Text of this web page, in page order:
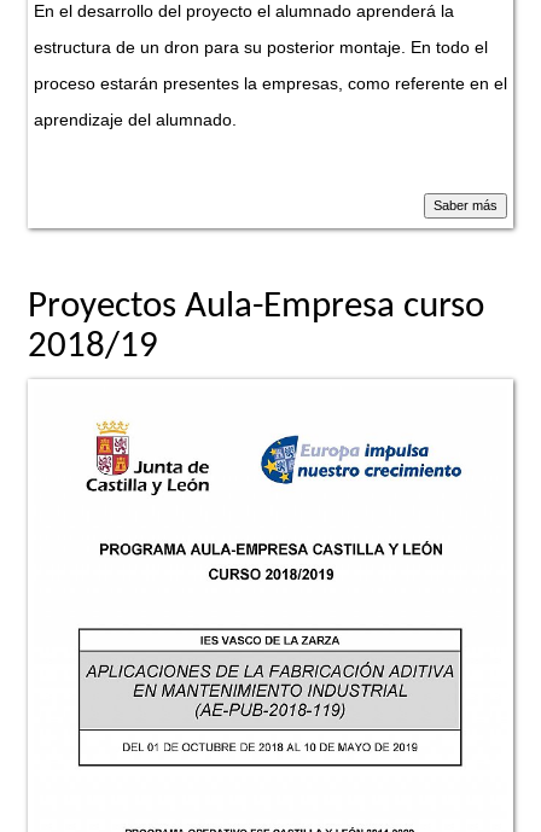
En el desarrollo del proyecto el alumnado aprenderá la
estructura de un dron para su posterior montaje. En todo el
proceso estarán presentes la empresas, como referente en el
aprendizaje del alumnado.
Proyectos Aula-Empresa curso
2018/19